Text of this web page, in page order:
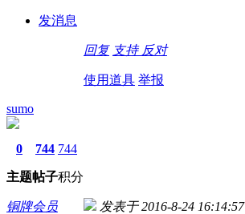
发消息
回复 支持 反对
使用道具 举报
sumo
0
主题
744
帖子
744
积分
铜牌会员 发表于 2016-8-24 16:14:57